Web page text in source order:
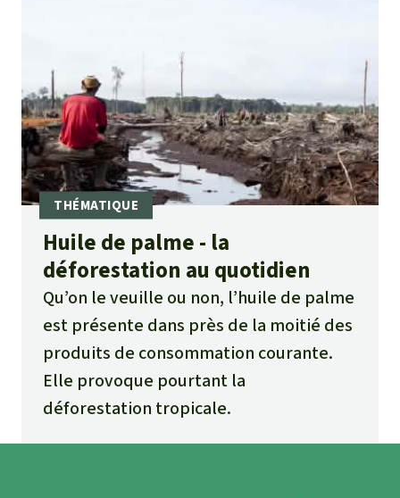
Huile de palme - la
déforestation au quotidien
Qu’on le veuille ou non, l’huile de palme
est présente dans près de la moitié des
produits de consommation courante.
Elle provoque pourtant la
déforestation tropicale.